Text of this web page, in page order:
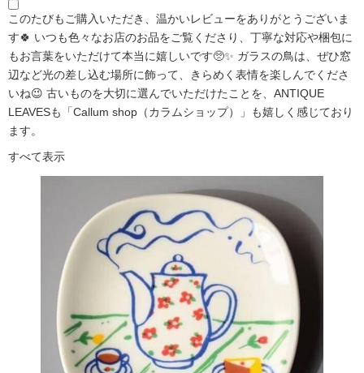
このたびもご購入いただき、温かいレビューをありがとうございま
す🍀 いつも色々なお店のお品をご覧くださり、丁寧な対応や梱包に
もお言葉をいただけて本当に嬉しいです🥺✨ ガラスの鳥は、ぜひ窓
辺など光の差し込む場所に飾って、きらめく表情を楽しんでくださ
いね😉 古いものを大切に選んでいただけたことを、ANTIQUE
LEAVESも「Callum shop（カラムショップ）」も嬉しく感じており
ます。
すべて表示